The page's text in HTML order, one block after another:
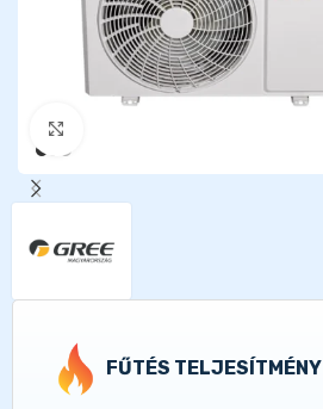
FŰTÉS TELJESÍTMÉNY